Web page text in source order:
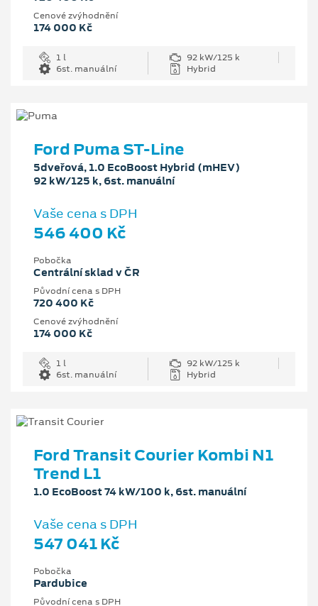
Cenové zvýhodnění
174 000 Kč
1 l
92 kW/125 k
6st. manuální
Hybrid
Ford Puma ST-Line
5dveřová, 1.0 EcoBoost Hybrid (mHEV)
92 kW/125 k, 6st. manuální
Vaše cena s DPH
546 400 Kč
Pobočka
Centrální sklad v ČR
Původní cena s DPH
720 400 Kč
Cenové zvýhodnění
174 000 Kč
1 l
92 kW/125 k
6st. manuální
Hybrid
Ford Transit Courier Kombi N1
Trend L1
1.0 EcoBoost 74 kW/100 k, 6st. manuální
Vaše cena s DPH
547 041 Kč
Pobočka
Pardubice
Původní cena s DPH